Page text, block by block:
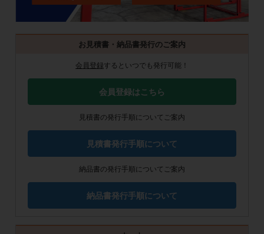
お見積書・納品書発行のご案内
会員登録するといつでも発行可能！
会員登録はこちら
見積書の発行手順についてご案内
見積書発行手順について
納品書の発行手順についてご案内
納品書発行手順について